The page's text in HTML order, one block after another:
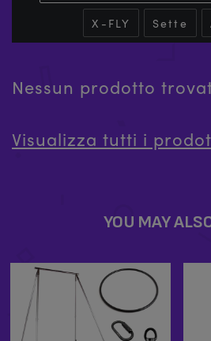
X-FLY Sette
Nessun prodotto
Visualizza tutti i